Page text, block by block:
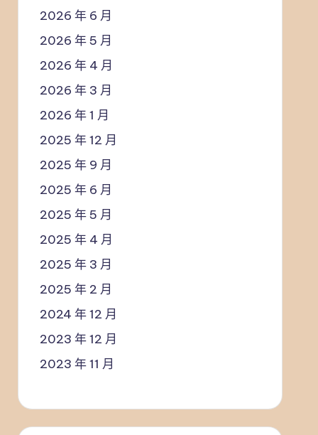
2026 年 6 月
2026 年 5 月
2026 年 4 月
2026 年 3 月
2026 年 1 月
2025 年 12 月
2025 年 9 月
2025 年 6 月
2025 年 5 月
2025 年 4 月
2025 年 3 月
2025 年 2 月
2024 年 12 月
2023 年 12 月
2023 年 11 月